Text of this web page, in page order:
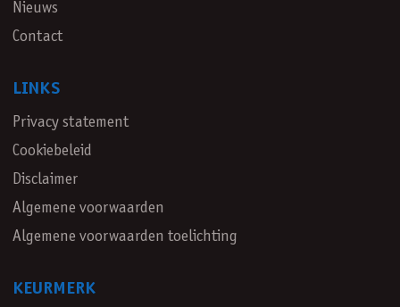
Nieuws
Contact
LINKS
Privacy statement
Cookiebeleid
Disclaimer
Algemene voorwaarden
Algemene voorwaarden toelichting
KEURMERK